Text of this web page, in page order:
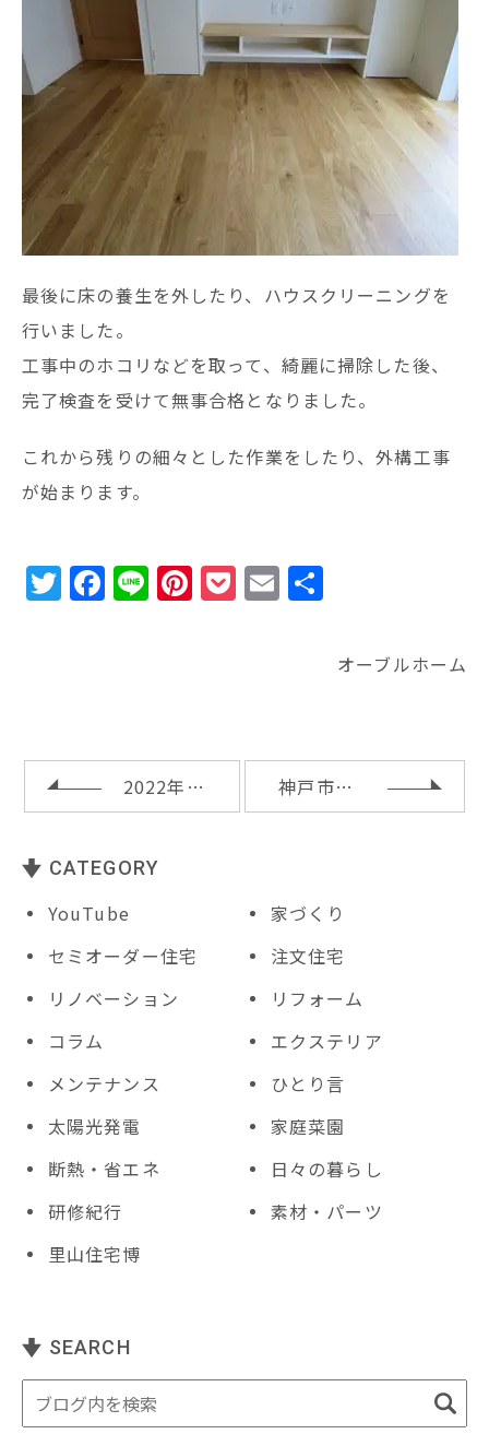
最後に床の養生を外したり、ハウスクリーニングを
行いました。
工事中のホコリなどを取って、綺麗に掃除した後、
完了検査を受けて無事合格となりました。
これから残りの細々とした作業をしたり、外構工事
が始まります。
T
w
F
a
o
o
k
Li
n
Pi
n
st
P
o
t
E
m
オーブルホーム
2022年も宜しくお願い致します 神戸市灘区Ｍ様邸の基礎工事完了
CATEGORY
YouTube
家づくり
セミオーダー住宅
注文住宅
リノベーション
リフォーム
コラム
エクステリア
メンテナンス
ひとり言
太陽光発電
家庭菜園
断熱・省エネ
日々の暮らし
研修紀行
素材・パーツ
里山住宅博
SEARCH